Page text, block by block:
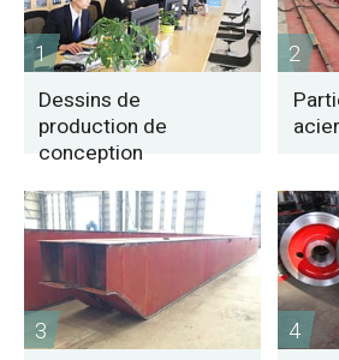
1
Dessins de
production de
conception
2
acier
3 4